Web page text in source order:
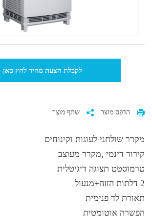
לקבלת הצעת מחיר לחץ כאן
הדפס מוצר שתף מוצר
מקרר שולחני לעוגות וקינוחים
קירור דינמי ,מקרר מעוצב
טרמוסטט תצוגה דיגיטלית
2 דלתות הזזה+מנעול
תאורת לד פנימית
הפשרה אוטומטית